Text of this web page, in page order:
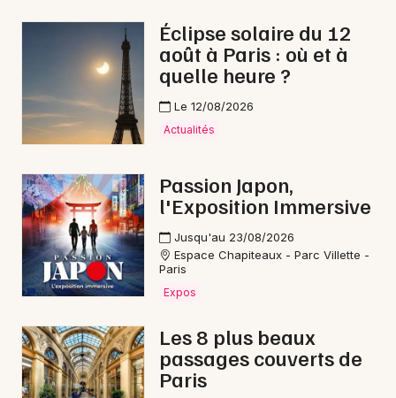
Éclipse solaire du 12
août à Paris : où et à
quelle heure ?
Le 12/08/2026
Actualités
Passion Japon,
l'Exposition Immersive
Jusqu'au 23/08/2026
Espace Chapiteaux - Parc Villette -
Paris
Expos
Les 8 plus beaux
passages couverts de
Paris